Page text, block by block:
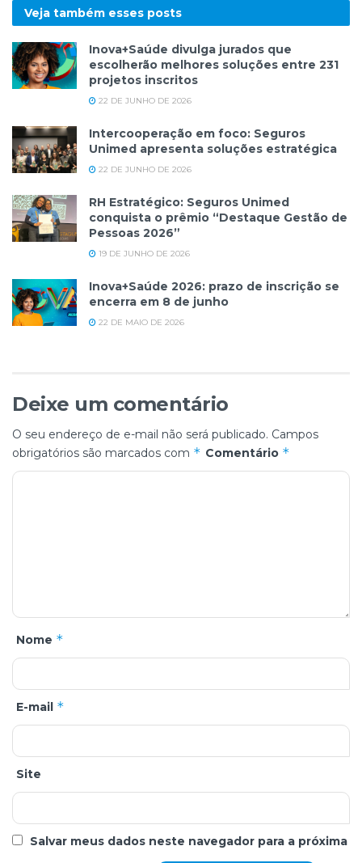
Veja também esses posts
Inova+Saúde divulga jurados que
escolherão melhores soluções entre 231
projetos inscritos
22 DE JUNHO DE 2026
Intercooperação em foco: Seguros
Unimed apresenta soluções estratégica
22 DE JUNHO DE 2026
RH Estratégico: Seguros Unimed
conquista o prêmio “Destaque Gestão de
Pessoas 2026”
19 DE JUNHO DE 2026
Inova+Saúde 2026: prazo de inscrição se
encerra em 8 de junho
22 DE MAIO DE 2026
Deixe um comentário
O seu endereço de e-mail não será publicado. Campos
obrigatórios são marcados com * Comentário *
Nome *
E-mail *
Site
Salvar meus dados neste navegador para a próxima